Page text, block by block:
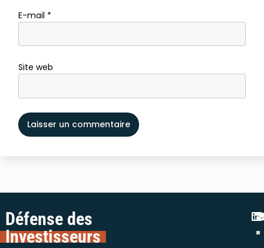
E-mail *
Site web
Défense des
Investisseurs